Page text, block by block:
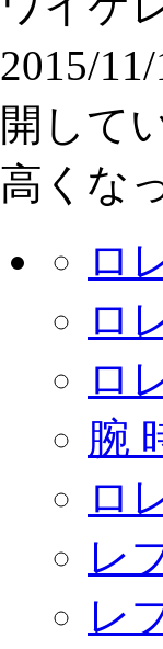
2015/
開して
高くな
ロ
ロ
ロ
腕
ロ
レ
レ